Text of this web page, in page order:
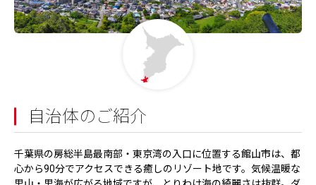
自治体のご紹介
千葉県の房総半島最南部・東京湾の入口に位置する館山市は、都
心から90分でアクセスできる癒しのリゾート地です。気候温暖な